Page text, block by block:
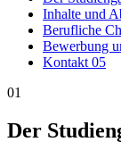
Inhalte und
Berufliche
Bewerbung
Kontakt 05
01
Der